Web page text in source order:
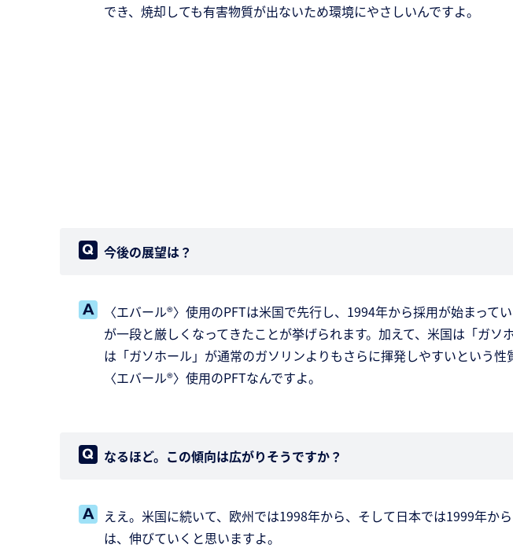
でき、焼却しても有害物質が出ないため環境にやさしいんですよ。
今後の展望は？
〈エバール®〉使用のPFTは米国で先行し、1994年から採用が始まっ
が一段と厳しくなってきたことが挙げられます。加えて、米国は「ガ
は「ガソホール」が通常のガソリンよりもさらに揮発しやすいという
〈エバール®〉使用のPFTなんですよ。
なるほど。この傾向は広がりそうですか？
ええ。米国に続いて、欧州では1998年から、そして日本では1999年か
は、伸びていくと思いますよ。